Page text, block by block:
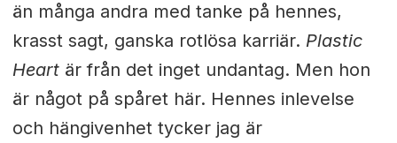
än många andra med tanke på hennes,
krasst sagt, ganska rotlösa karriär. Plastic
Heart är från det inget undantag. Men hon
är något på spåret här. Hennes inlevelse
och hängivenhet tycker jag är